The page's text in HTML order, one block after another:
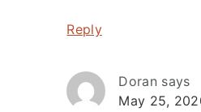
Reply
Doran says
May 25,